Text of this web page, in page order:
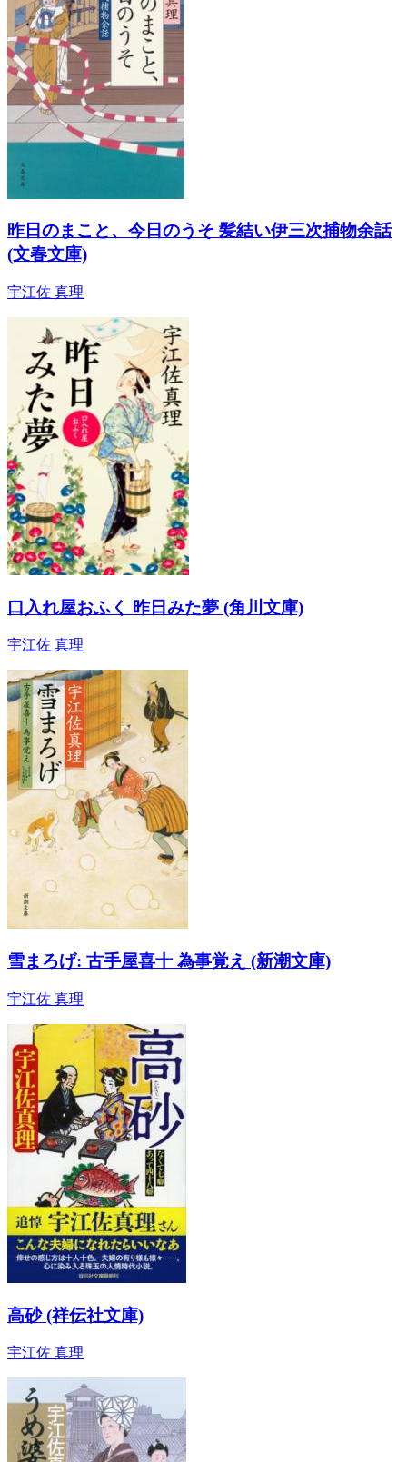
昨日のまこと、今日のうそ 髪結い伊三次捕物余話
(文春文庫)
宇江佐 真理
口入れ屋おふく 昨日みた夢 (角川文庫)
宇江佐 真理
雪まろげ: 古手屋喜十 為事覚え (新潮文庫)
宇江佐 真理
高砂 (祥伝社文庫)
宇江佐 真理